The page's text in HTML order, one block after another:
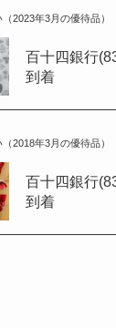
2023年3月の優待品）
百十四銀行
到着
2018年3月の優待品）
百十四銀行
到着